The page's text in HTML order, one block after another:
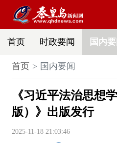
首页 时政要闻 国内要
首页 国内要闻
《习近平法治思想
版）》出版发行
2025-11-18 21:03:46